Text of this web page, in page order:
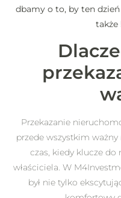
dbamy o to, by ten
Przekazanie
przede wszystkim
czas, kiedy klucze
właściciela. W
był nie tylko